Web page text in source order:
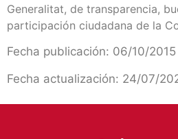
Generalitat, de transparencia,
participación ciudadana de la
Fecha publicación: 06/10/2015
Fecha actualización: 24/07/